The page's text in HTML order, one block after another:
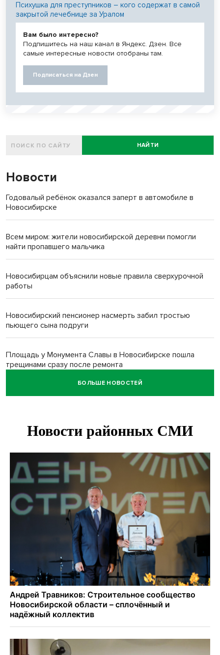
Психушка для преступников – кого содержат в самой
закрытой лечебнице за Уралом
Вам было интересно?
Подпишитесь на наш канал в Яндекс. Дзен. Все
самые интересные новости отобраны там.
Подписаться на Дзен
НАЙТИ
Новости
Годовалый ребёнок оказался заперт в автомобиле в
Новосибирске
Всем миром: жители новосибирской деревни помогли
найти пропавшего мальчика
Новосибирцам объяснили новые правила сверхурочной
работы
Новосибирский пенсионер насмерть забил тростью
пьющего сына подруги
Площадь у Монумента Славы в Новосибирске пошла
трещинами сразу после ремонта
БОЛЬШЕ НОВОСТЕЙ